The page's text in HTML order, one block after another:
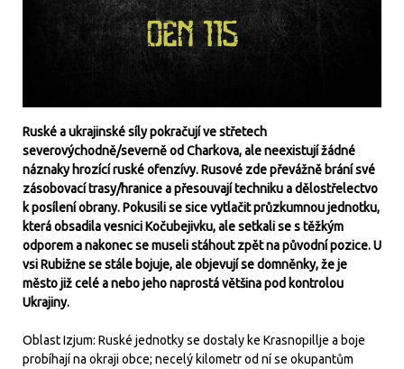
Ruské a ukrajinské síly pokračují ve střetech
severovýchodně/severně od Charkova, ale neexistují žádné
náznaky hrozící ruské ofenzívy. Rusové zde převážně brání své
zásobovací trasy/hranice a přesouvají techniku a dělostřelectvo
k posílení obrany. Pokusili se sice vytlačit průzkumnou jednotku,
která obsadila vesnici Kočubejivku, ale setkali se s těžkým
odporem a nakonec se museli stáhout zpět na původní pozice. U
vsi Rubižne se stále bojuje, ale objevují se domněnky, že je
město již celé a nebo jeho naprostá většina pod kontrolou
Ukrajiny.
Oblast Izjum: Ruské jednotky se dostaly ke Krasnopillje a boje
probíhají na okraji obce; necelý kilometr od ní se okupantům